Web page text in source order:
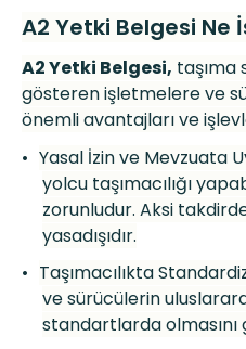
A2 Yetki Belgesi Ne
A2 Yetki Belgesi, taşıma
gösteren işletmelere ve
önemli avantajları ve
• Yasal İzin ve Mevzuata
yolcu taşımacılığı
zorunludur. Aksi
yasadışıdır.
• Taşımacılıkta
ve sürücülerin
standartlarda olmasını